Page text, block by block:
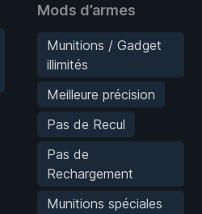
Mods d’armes
Munitions / Gadget
illimités
Meilleure précision
Pas de Recul
Pas de
Rechargement
Munitions spéciales